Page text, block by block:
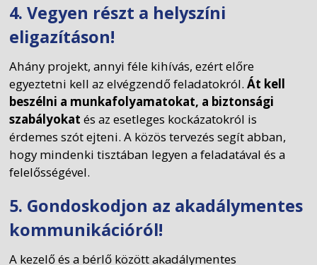
4. Vegyen részt a helyszíni
eligazításon!
Ahány projekt, annyi féle kihívás, ezért előre
egyeztetni kell az elvégzendő feladatokról. Át kell
beszélni a munkafolyamatokat, a biztonsági
szabályokat és az esetleges kockázatokról is
érdemes szót ejteni. A közös tervezés segít abban,
hogy mindenki tisztában legyen a feladatával és a
felelősségével.
5. Gondoskodjon az akadálymentes
kommunikációról!
A kezelő és a bérlő között akadálymentes